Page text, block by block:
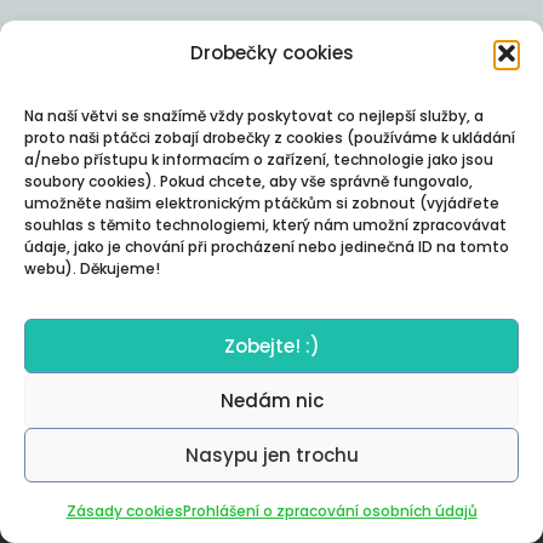
Drobečky cookies
Na naší větvi se snažímě vždy poskytovat co nejlepší služby, a
proto naši ptáčci zobají drobečky z cookies (používáme k ukládání
a/nebo přístupu k informacím o zařízení, technologie jako jsou
soubory cookies). Pokud chcete, aby vše správně fungovalo,
umožněte našim elektronickým ptáčkům si zobnout (vyjádřete
souhlas s těmito technologiemi, který nám umožní zpracovávat
údaje, jako je chování při procházení nebo jedinečná ID na tomto
webu). Děkujeme!
Zobejte! :)
Nedám nic
Nasypu jen trochu
Zásady cookiesProhlášení o zpracování osobních údajů
Autor:Posterity